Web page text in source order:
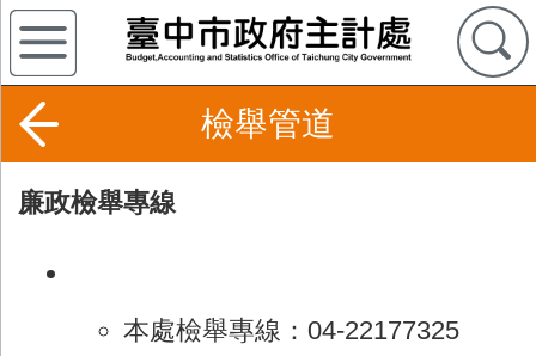
檢舉管道
廉政檢舉專線
本處檢舉專線：04-22177325